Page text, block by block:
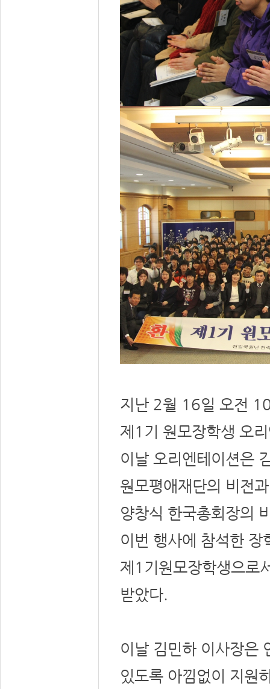
지난 2월 16일 오전
제1기 원모장학생 오
이날 오리엔테이션은
원모평애재단의 비전
양창식 한국총회장의
이번 행사에 참석한
제1기원모장학생으로
받았다.
이날 김민하 이사장은
있도록 아낌없이 지원